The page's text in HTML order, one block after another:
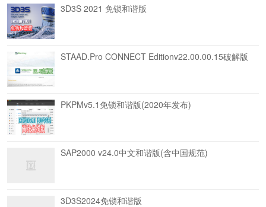
3D3S 2021 免锁和谐版
STAAD.Pro CONNECT Editionv22.00.00.15破解版
PKPMv5.1免锁和谐版(2020年发布)
SAP2000 v24.0中文和谐版(含中国规范)
3D3S2024免锁和谐版